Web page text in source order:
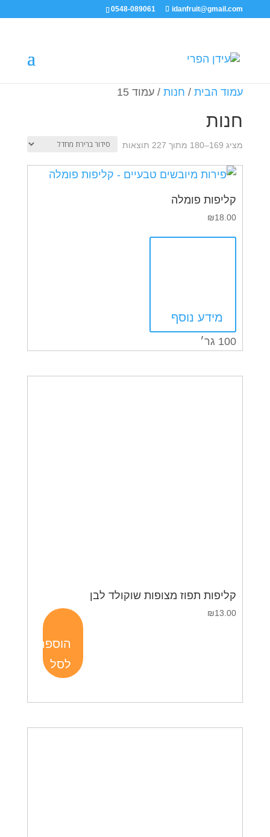
0548-089061 idanfruit@gmail.com
עמוד הבית/ חנות/ עמוד 15
חנות
מציג 169–180 מתוך 227 תוצאות
קליפות פומלה
₪18.00
מידע נוסף
100 גר׳
קליפות תפוז מצופות שוקולד לבן
₪13.00
הוספה
לסל